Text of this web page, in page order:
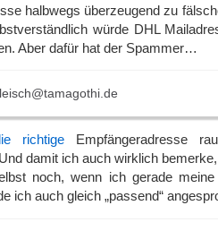
halbwegs überzeugend zu
würde DHL
Aber dafür hat der Spammer…
richtige Empfängeradresse
damit ich auch wirklich
noch, wenn ich gerade
ich auch gleich „passend“